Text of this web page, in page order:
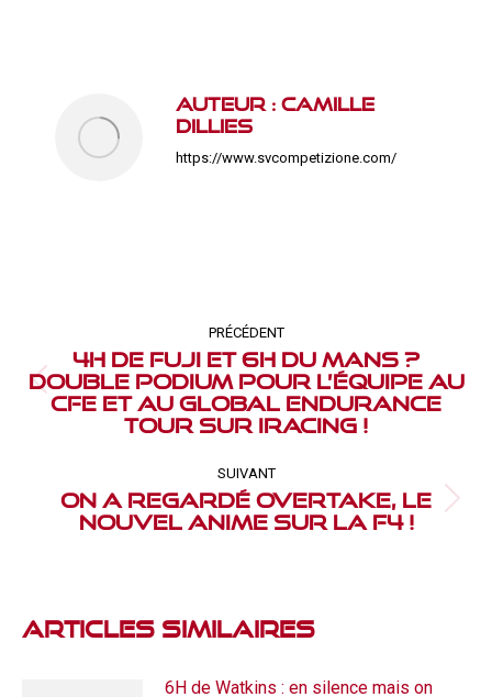
Auteur : Camille
Dillies
https://www.svcompetizione.com/
PRÉCÉDENT
Article
précédent
4h de Fuji et 6h du Mans ?
Double podium pour l’équipe au
CFE et au Global Endurance
Tour sur iRacing !
SUIVANT
Article
On a regardé Overtake, le
nouvel anime sur la F4 !
Articles Similaires
6H de Watkins : en silence mais on